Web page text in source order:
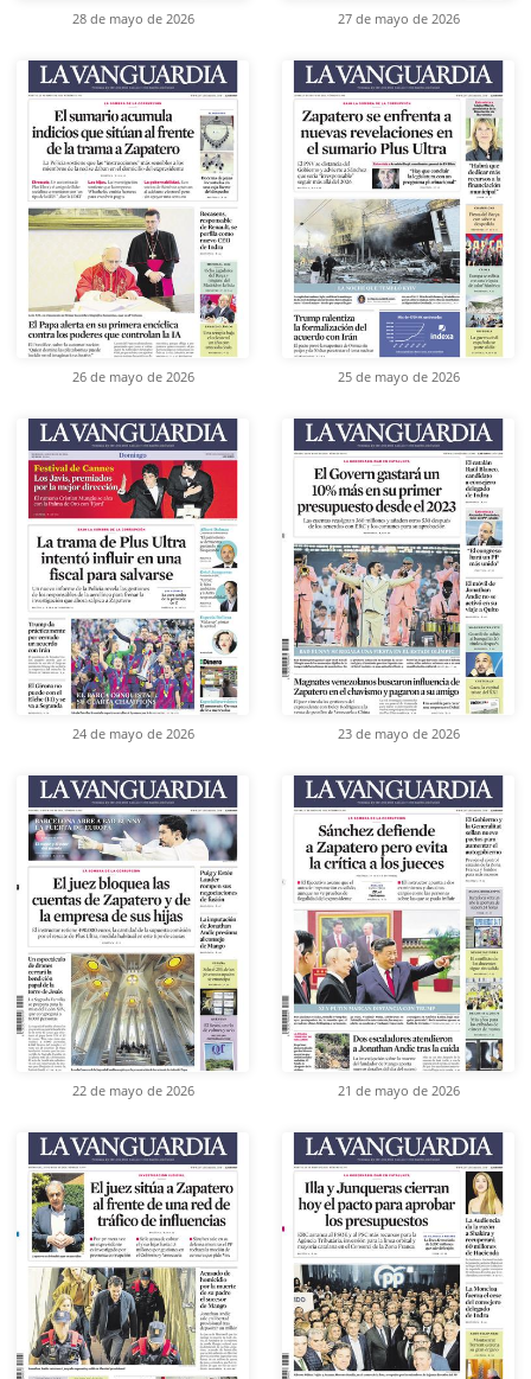
28 de mayo de 2026 27 de mayo de 2026
26 de mayo de 2026 25 de mayo de 2026
24 de mayo de 2026 23 de mayo de 2026
22 de mayo de 2026 21 de mayo de 2026